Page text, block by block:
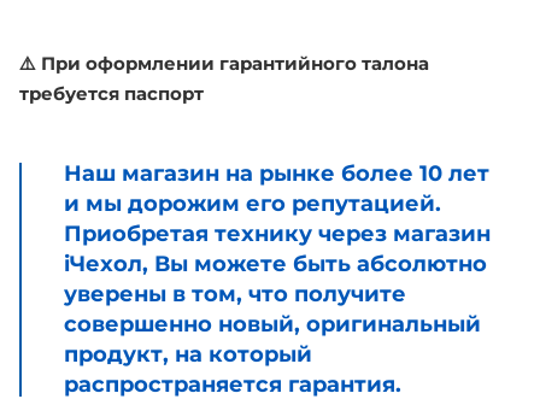
⚠️ При оформлении гарантийного талона
требуется паспорт
Наш магазин на рынке более 10 лет
и мы дорожим его репутацией.
Приобретая технику через магазин
iЧехол, Вы можете быть абсолютно
уверены в том, что получите
совершенно новый, оригинальный
продукт, на который
распространяется гарантия.